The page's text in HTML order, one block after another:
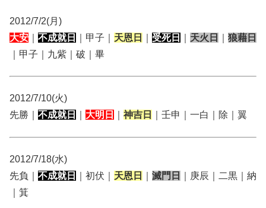
2012/7/2(月)
大安
不成就日 ｜甲子｜ 天恩日 受死日 天火日
狼藉日
｜甲子｜九紫｜破｜畢
2012/7/10(火)
先勝｜ 不成就日 大明日 神吉日 ｜壬申｜一白｜除｜翼
2012/7/18(水)
先負｜ 不成就日 ｜初伏｜ 天恩日 滅門日
｜庚辰｜二黒｜納
｜箕